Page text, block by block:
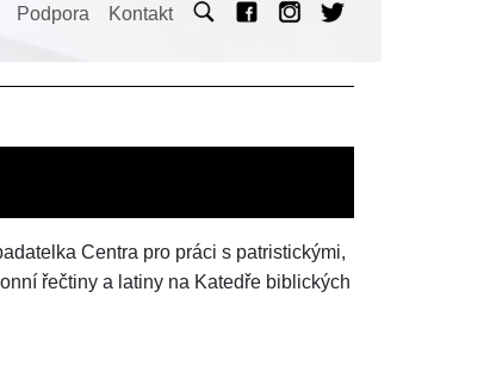
Podpora Kontakt
Centra pro práci s patristickými,
řečtiny a latiny na Katedře biblických